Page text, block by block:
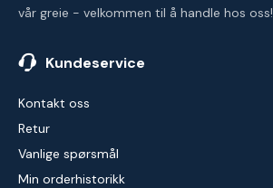
vår greie - velkommen til å handle hos oss!
Kundeservice
Kontakt oss
Retur
Vanlige spørsmål
Min orderhistorikk